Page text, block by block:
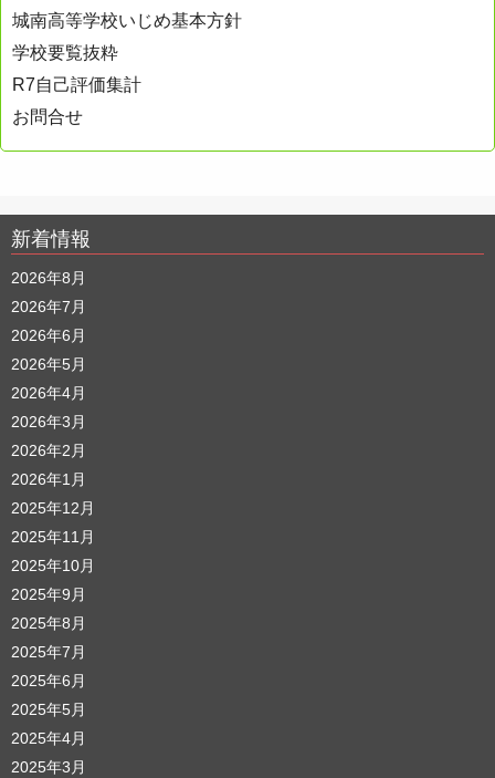
城南高等学校いじめ基本方針
学校要覧抜粋
R7自己評価集計
お問合せ
新着情報
2026年8月
2026年7月
2026年6月
2026年5月
2026年4月
2026年3月
2026年2月
2026年1月
2025年12月
2025年11月
2025年10月
2025年9月
2025年8月
2025年7月
2025年6月
2025年5月
2025年4月
2025年3月